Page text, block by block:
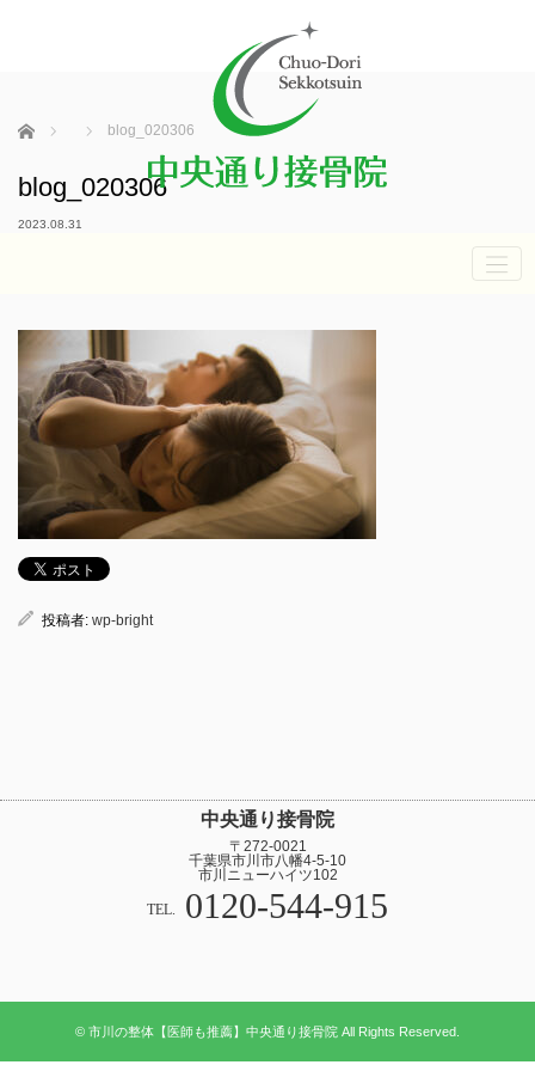
ホーム blog_020306
blog_020306
2023.08.31
投稿者: wp-bright
中央通り接骨院
〒272-0021
千葉県市川市八幡4-5-10
市川ニューハイツ102
TEL. 0120-544-915
© 市川の整体【医師も推薦】中央通り接骨院 All Rights Reserved.